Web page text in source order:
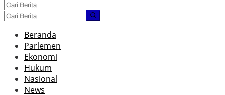
Beranda
Parlemen
Ekonomi
Hukum
Nasional
News